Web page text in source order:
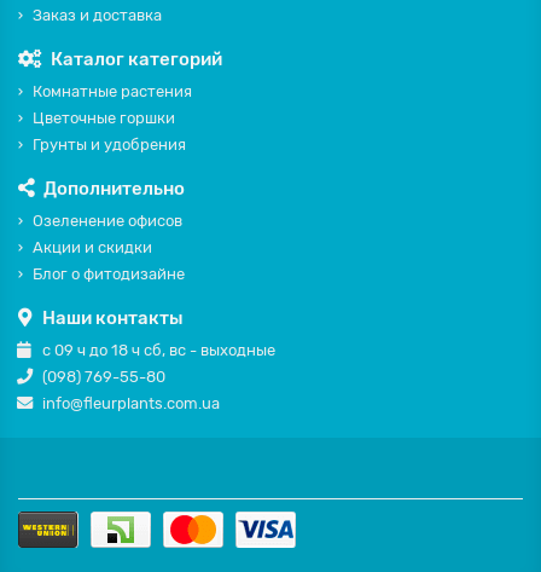
Заказ и доставка
Каталог категорий
Комнатные растения
Цветочные горшки
Грунты и удобрения
Дополнительно
Озеленение офисов
Акции и скидки
Блог о фитодизайне
Наши контакты
с 09 ч до 18 ч сб, вс - выходные
(098) 769-55-80
info@fleurplants.com.ua